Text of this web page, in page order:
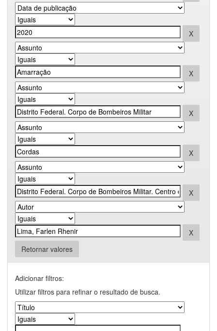
Retornar valores
Adicionar filtros:
Utilizar filtros para refinar o resultado de busca.